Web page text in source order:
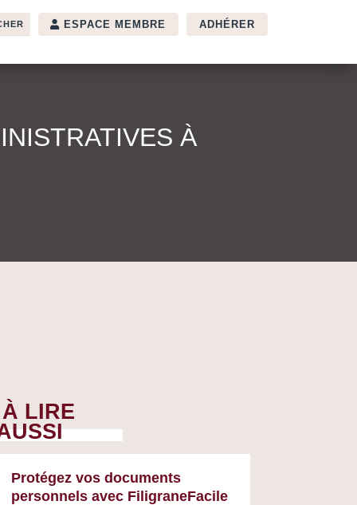
ESPACE MEMBRE ADHÉRER
À
À LIRE
Protégez vos documents
personnels avec FiligraneFacile